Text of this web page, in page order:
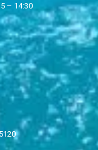
– 14:30